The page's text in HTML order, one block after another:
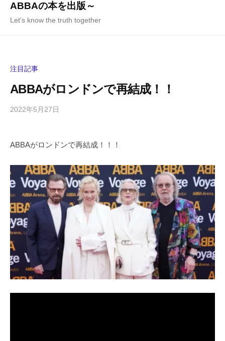
ABBAの本を出版～
Let's know the truth together
注目記事
ABBAがロンドンで再結成！！
2022年5月27日
s
h
i
y
a
m
a
の
ン
ト
ABBAがロンドンで再結成！！！